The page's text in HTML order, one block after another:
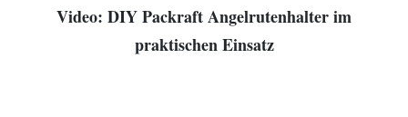
Video: DIY Packraft Angelrutenhalter im
praktischen Einsatz